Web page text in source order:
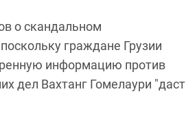
о скандальном
граждане Грузии
информацию против
дел Вахтанг Гомелаури "даст